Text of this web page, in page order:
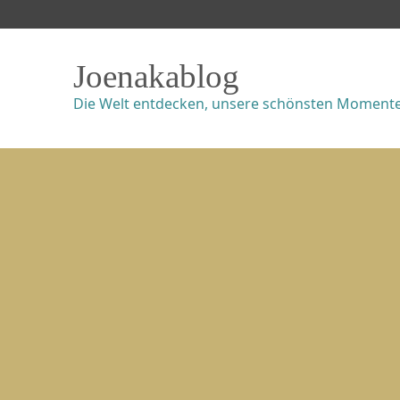
Joenakablog
Die Welt entdecken, unsere schönsten